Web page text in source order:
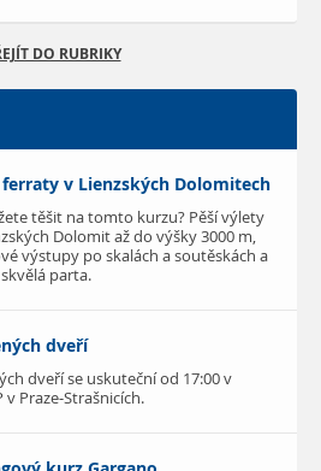
DO RUBRIKY
v Lienzských Dolomitech
těšit na tomto kurzu? Pěší výlety
Dolomit až do výšky 3000 m,
výstupy po skalách a soutěskách a
parta.
dveří
dveří se uskuteční od 17:00 v
Praze-Strašnicích.